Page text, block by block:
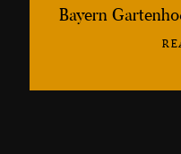
Bayern